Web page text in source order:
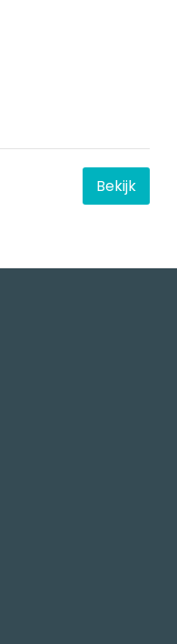
Bekijk